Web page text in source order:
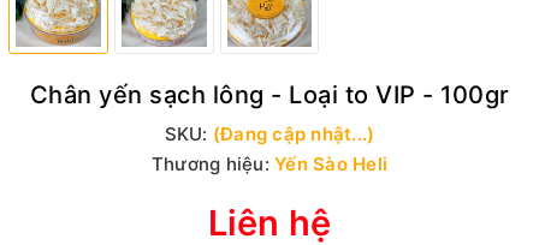
Chân yến sạch lông - Loại to VIP - 100gr
SKU: (Đang cập nhật...)
Thương hiệu:Yến Sào Heli
Liên hệ